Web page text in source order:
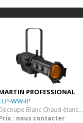
PROFESSIONAL
WW-IP
Découpe Blanc Chaud étanche
: nous contacter